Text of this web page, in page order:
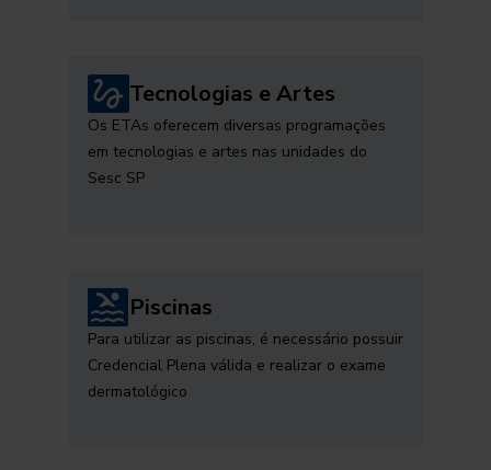
Tecnologias e Artes
Os ETAs oferecem diversas programações
em tecnologias e artes nas unidades do
Sesc SP
Piscinas
Para utilizar as piscinas, é necessário possuir
Credencial Plena válida e realizar o exame
dermatológico